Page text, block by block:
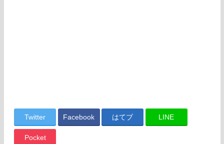
Twitter Facebook はてブ LINE
Pocket